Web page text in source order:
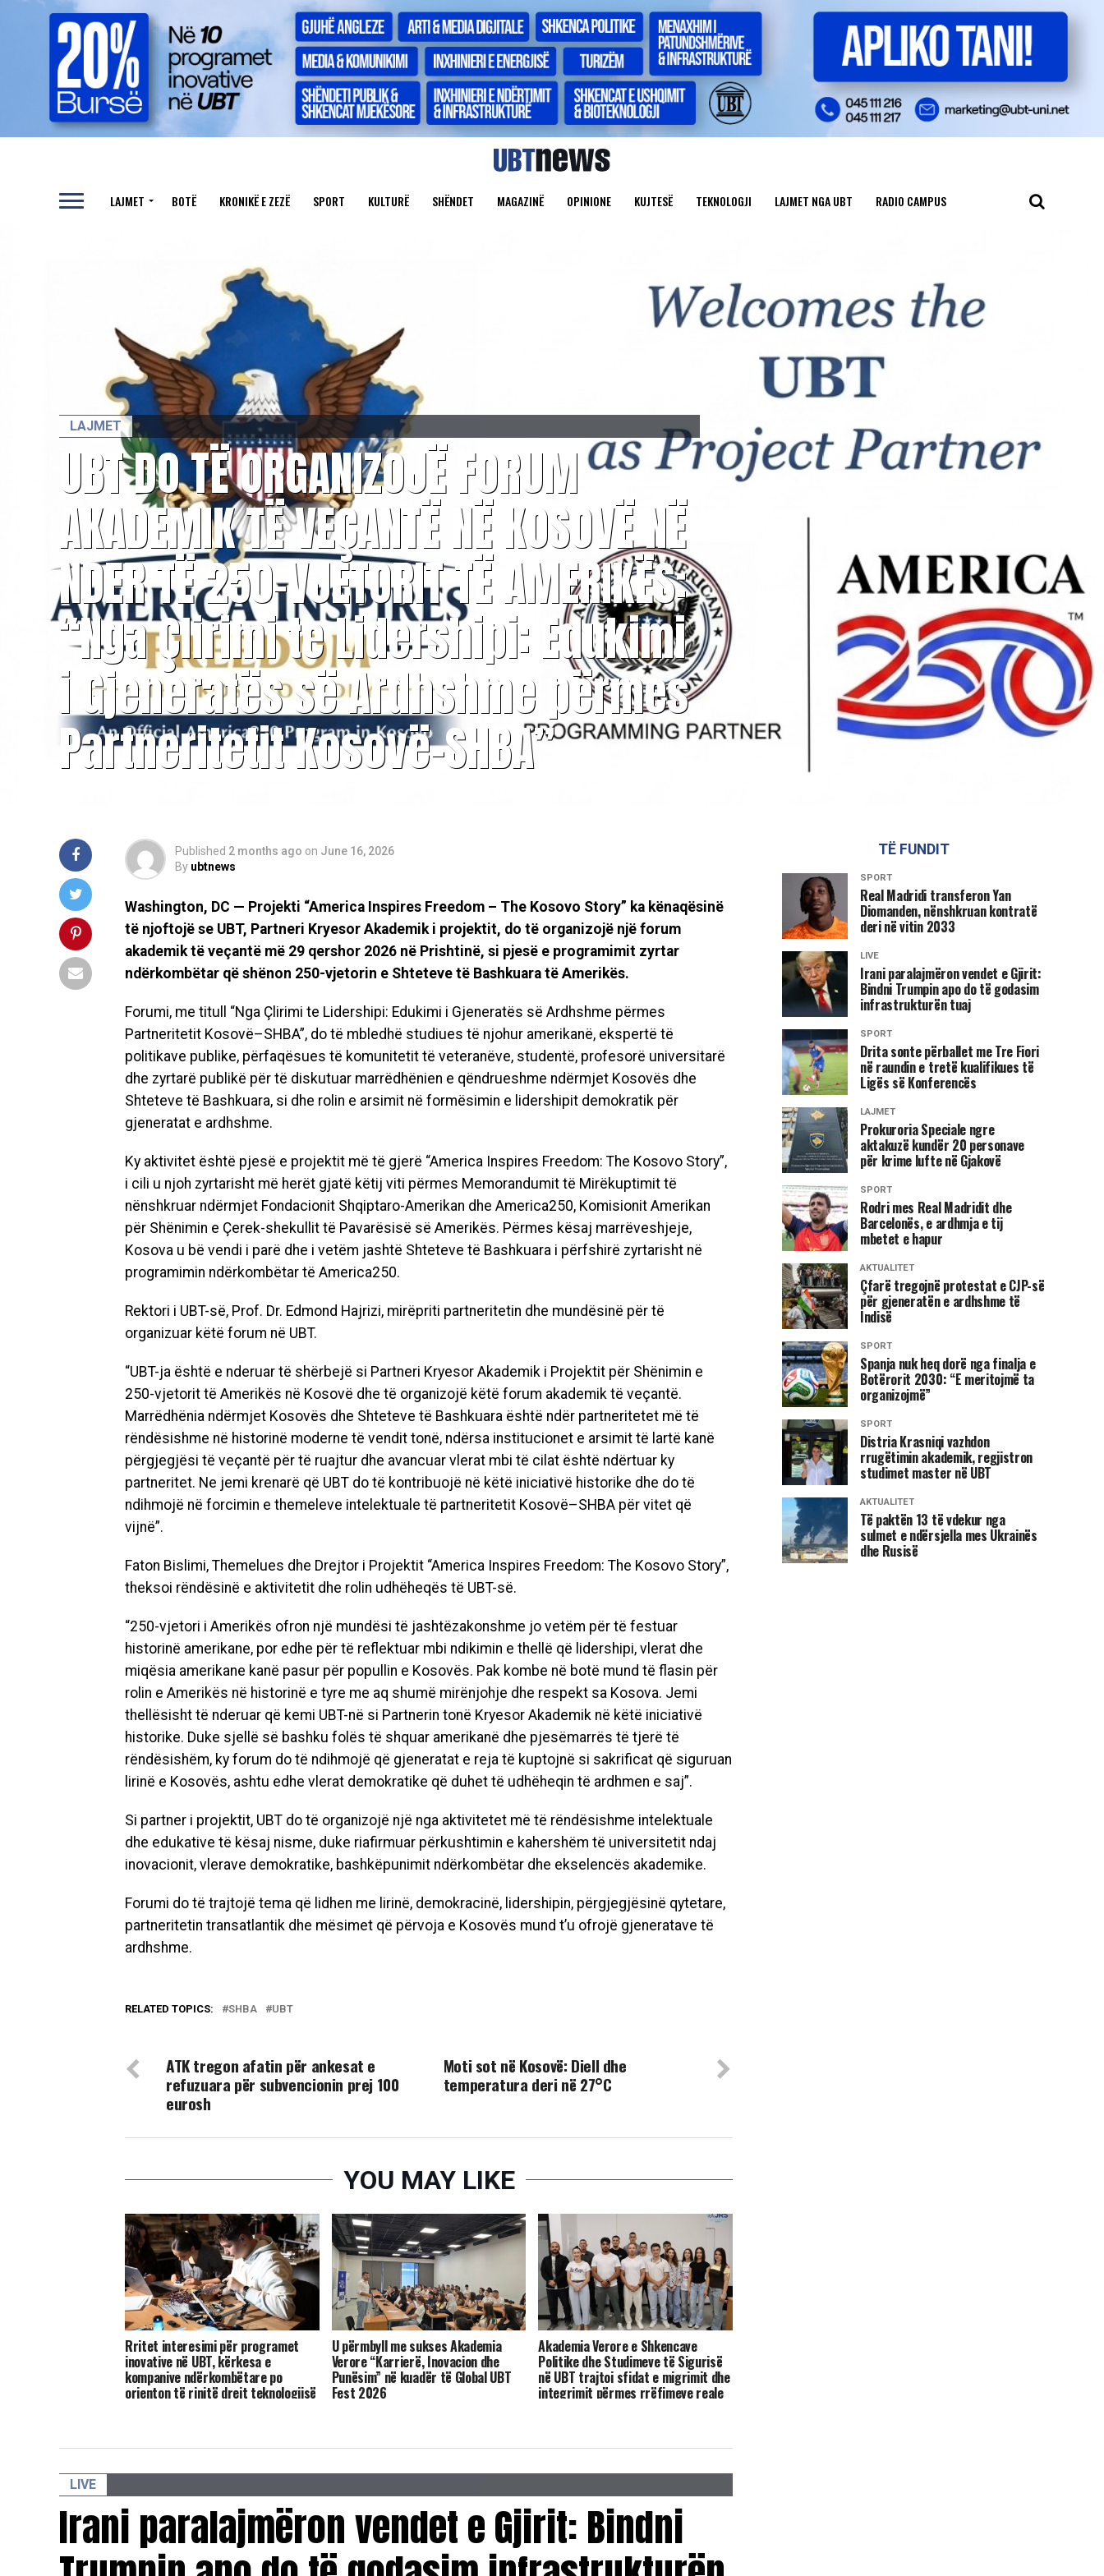
LAJMET BOTË KRONIKË E ZEZË SPORT KULTURË SHËNDET MAGAZINË OPINIONE KUJTESË TEKNOLOGJI LAJMET NGA UBT RADIO CAMPUS
LAJMET
UBT DO TË ORGANIZOJË FORUM
AKADEMIK TË VEÇANTË NË KOSOVË NË
NDER TË 250-VJETORIT TË AMERIKËS:
“Nga Çlirimi te Lidershipi: Edukimi
i Gjeneratës së Ardhshme përmes
Partneritetit Kosovë–SHBA”
Published 2 months ago on June 16, 2026
By ubtnews
Washington, DC — Projekti “America Inspires Freedom – The Kosovo Story” ka kënaqësinë
të njoftojë se UBT, Partneri Kryesor Akademik i projektit, do të organizojë një forum
akademik të veçantë më 29 qershor 2026 në Prishtinë, si pjesë e programimit zyrtar
ndërkombëtar që shënon 250-vjetorin e Shteteve të Bashkuara të Amerikës.
Forumi, me titull “Nga Çlirimi te Lidershipi: Edukimi i Gjeneratës së Ardhshme përmes
Partneritetit Kosovë–SHBA”, do të mbledhë studiues të njohur amerikanë, ekspertë të
politikave publike, përfaqësues të komunitetit të veteranëve, studentë, profesorë universitarë
dhe zyrtarë publikë për të diskutuar marrëdhënien e qëndrueshme ndërmjet Kosovës dhe
Shteteve të Bashkuara, si dhe rolin e arsimit në formësimin e lidershipit demokratik për
gjeneratat e ardhshme.
Ky aktivitet është pjesë e projektit më të gjerë “America Inspires Freedom: The Kosovo Story”,
i cili u njoh zyrtarisht më herët gjatë këtij viti përmes Memorandumit të Mirëkuptimit të
nënshkruar ndërmjet Fondacionit Shqiptaro-Amerikan dhe America250, Komisionit Amerikan
për Shënimin e Çerek-shekullit të Pavarësisë së Amerikës. Përmes kësaj marrëveshjeje,
Kosova u bë vendi i parë dhe i vetëm jashtë Shteteve të Bashkuara i përfshirë zyrtarisht në
programimin ndërkombëtar të America250.
Rektori i UBT-së, Prof. Dr. Edmond Hajrizi, mirëpriti partneritetin dhe mundësinë për të
organizuar këtë forum në UBT.
“UBT-ja është e nderuar të shërbejë si Partneri Kryesor Akademik i Projektit për Shënimin e
250-vjetorit të Amerikës në Kosovë dhe të organizojë këtë forum akademik të veçantë.
Marrëdhënia ndërmjet Kosovës dhe Shteteve të Bashkuara është ndër partneritetet më të
rëndësishme në historinë moderne të vendit tonë, ndërsa institucionet e arsimit të lartë kanë
përgjegjësi të veçantë për të ruajtur dhe avancuar vlerat mbi të cilat është ndërtuar ky
partneritet. Ne jemi krenarë që UBT do të kontribuojë në këtë iniciativë historike dhe do të
ndihmojë në forcimin e themeleve intelektuale të partneritetit Kosovë–SHBA për vitet që
vijnë”.
Faton Bislimi, Themelues dhe Drejtor i Projektit “America Inspires Freedom: The Kosovo Story”,
theksoi rëndësinë e aktivitetit dhe rolin udhëheqës të UBT-së.
“250-vjetori i Amerikës ofron një mundësi të jashtëzakonshme jo vetëm për të festuar
historinë amerikane, por edhe për të reflektuar mbi ndikimin e thellë që lidershipi, vlerat dhe
miqësia amerikane kanë pasur për popullin e Kosovës. Pak kombe në botë mund të flasin për
rolin e Amerikës në historinë e tyre me aq shumë mirënjohje dhe respekt sa Kosova. Jemi
thellësisht të nderuar që kemi UBT-në si Partnerin tonë Kryesor Akademik në këtë iniciativë
historike. Duke sjellë së bashku folës të shquar amerikanë dhe pjesëmarrës të tjerë të
rëndësishëm, ky forum do të ndihmojë që gjeneratat e reja të kuptojnë si sakrificat që siguruan
lirinë e Kosovës, ashtu edhe vlerat demokratike që duhet të udhëheqin të ardhmen e saj”.
Si partner i projektit, UBT do të organizojë një nga aktivitetet më të rëndësishme intelektuale
dhe edukative të kësaj nisme, duke riafirmuar përkushtimin e kahershëm të universitetit ndaj
inovacionit, vlerave demokratike, bashkëpunimit ndërkombëtar dhe ekselencës akademike.
Forumi do të trajtojë tema që lidhen me lirinë, demokracinë, lidershipin, përgjegjësinë qytetare,
partneritetin transatlantik dhe mësimet që përvoja e Kosovës mund t’u ofrojë gjeneratave të
ardhshme.
RELATED TOPICS: SHBA UBT
Moti sot në Kosovë: Diell dhe
temperatura deri në 27°C
ATK tregon afatin për ankesat e
refuzuara për subvencionin prej 100
eurosh
YOU MAY LIKE
Rritet interesimi për programet
inovative në UBT, kërkesa e
kompanive ndërkombëtare po
orienton të rinjtë drejt teknologjisë
U përmbyll me sukses Akademia
Verore “Karrierë, Inovacion dhe
Punësim” në kuadër të Global UBT
Fest 2026
Akademia Verore e Shkencave
Politike dhe Studimeve të Sigurisë
në UBT trajtoi sfidat e migrimit dhe
integrimit përmes rrëfimeve reale
LIVE
Irani paralajmëron vendet e Gjirit: Bindni
TË FUNDIT
SPORT
Real Madridi transferon Yan
Diomanden, nënshkruan kontratë
deri në vitin 2033
LIVE
Irani paralajmëron vendet e Gjirit:
Bindni Trumpin apo do të godasim
infrastrukturën tuaj
SPORT
Drita sonte përballet me Tre Fiori
në raundin e tretë kualifikues të
Ligës së Konferencës
LAJMET
Prokuroria Speciale ngre
aktakuzë kundër 20 personave
për krime lufte në Gjakovë
SPORT
Rodri mes Real Madridit dhe
Barcelonës, e ardhmja e tij
mbetet e hapur
AKTUALITET
Çfarë tregojnë protestat e CJP-së
për gjeneratën e ardhshme të
Indisë
SPORT
Spanja nuk heq dorë nga finalja e
Botërorit 2030: “E meritojmë ta
organizojmë”
SPORT
Distria Krasniqi vazhdon
rrugëtimin akademik, regjistron
studimet master në UBT
AKTUALITET
Të paktën 13 të vdekur nga
sulmet e ndërsjella mes Ukrainës
dhe Rusisë